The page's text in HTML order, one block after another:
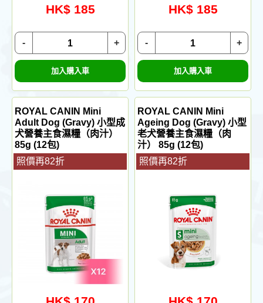
HK$ 185
+
-
加入購入車
HK$ 185
+
-
加入購入車
ROYAL CANIN Mini
Adult Dog (Gravy) 小型成
犬營養主食濕糧（肉汁）
85g (12包)
照價再82折
ROYAL CANIN Mini
Ageing Dog (Gravy) 小型
老犬營養主食濕糧（肉
汁） 85g (12包)
照價再82折